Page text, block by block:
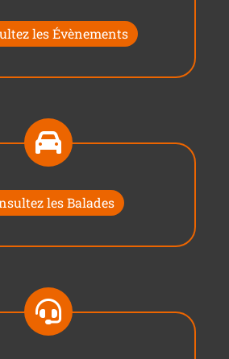
les Évènements
les Balades